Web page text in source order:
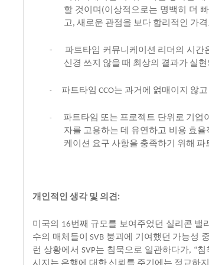
할 것이며 (이상적으로는 명백히 더
고,새로운 관점을 보다 합리적인 가
- 파트타임 커뮤니케이션 리더의 시간
신경 쓰지 않을 때 최상의 결과가 실현
- 파트타임 CCO는 과거에 얽매이지 않고
- 파트타임 또는 프로젝트 단위로 기업이
자를 고용하는 데 유연하고 비용 효율
케이션 요구 사항을 충족하기 위해 파
개인적인 생각 및 의견:
미국의 16번째 규모를 보여주었던 실리콘 밸리
수의 매체들이 SVB 붕괴에 기여했던 가능성 중
런 상황에서 SVP는 침묵으로 일관하다가, “침
시지는 은행에 대한 신뢰를 주기에는 정교하지